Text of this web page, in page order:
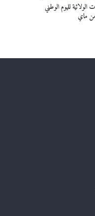
لليوم الوطني
ماي